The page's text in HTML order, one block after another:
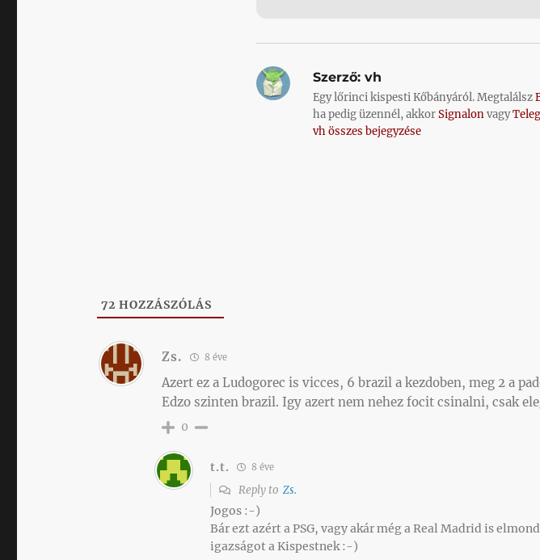
Szerző:vh
Egy lőrinci kispesti Kőbányáról. Megtalálsz
ha pedig üzennél, akkorSignalonvagy
vh összes bejegyzése
72 HOZZÁSZÓLÁS
Zs. 8 éve
Azert ez a Ludogorec is vicces, 6 brazil a kezdoben, meg 2 a
Edzo szinten brazil. Igy azert nem nehez focit csinalni, csak
0
t.t. 8 éve
Reply toZs.
Jogos :-)
Bár ezt azért a PSG, vagy akár még a Real Madrid is
igazságot a Kispestnek :-)